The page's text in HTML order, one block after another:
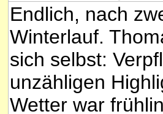
Endlich, nach
Winterlauf.
sich selbst:
unzähligen
Wetter war